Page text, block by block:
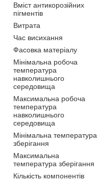
Вміст антикорозійних
пігментів
Витрата
Час висихання
Фасовка матеріалу
Мінімальна робоча
температура
навколишнього
середовища
Максимальна робоча
температура
навколишнього
середовища
Мінімальна температура
зберігання
Максимальна
температура зберігання
Кількість компонентів